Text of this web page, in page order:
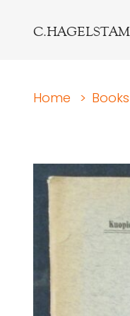
C.HAGELSTAM
Home > Books